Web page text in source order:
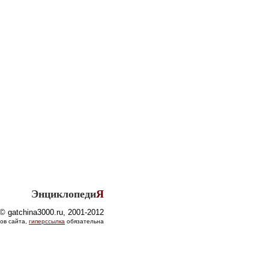
ЭнциклопедиЯ
© gatchina3000.ru, 2001-2012
сайта, гиперссылка обязательна